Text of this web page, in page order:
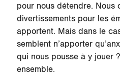
pour nous détendre. Nous
divertissements pour les
apportent. Mais dans le
semblent n’apporter
qui nous pousse à y jouer
ensemble.